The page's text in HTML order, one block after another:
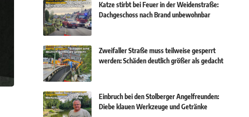
Katze stirbt bei Feuer in der Weidenstraße:
Dachgeschoss nach Brand unbewohnbar
Zweifaller Straße muss teilweise gesperrt
werden: Schäden deutlich größer als gedacht
Einbruch bei den Stolberger Angelfreunden:
Diebe klauen Werkzeuge und Getränke